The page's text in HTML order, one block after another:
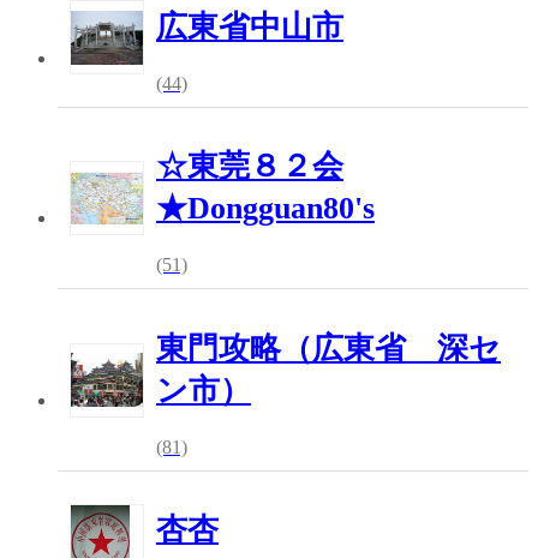
広東省中山市
(44)
☆東莞８２会
★Dongguan80's
(51)
東門攻略（広東省 深セ
ン市）
(81)
杏杏